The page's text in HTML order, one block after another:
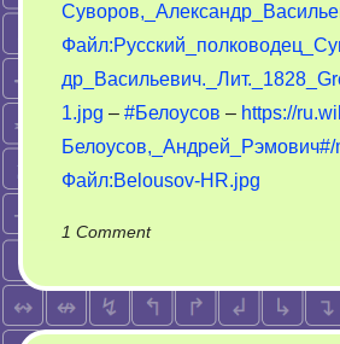
1.jpg – #Белоусов – https://
Белоусов,_Андрей_Рэмович#/
Файл:Belousov-HR.jpg
1 Commenton
–
Белоусов